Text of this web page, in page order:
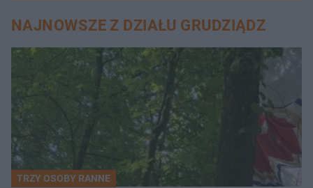
NAJNOWSZE Z DZIAŁU GRUDZIĄDZ
TRZY OSOBY RANNE